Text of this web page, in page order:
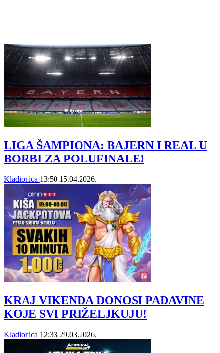
LIGA ŠAMPIONA: BAJERN I REAL U
BORBI ZA POLUFINALE!
Kladionica 13:50 15.04.2026.
KRAJ VIKENDA DONOSI PADAVINE
KOJE SVI PRIŽELJKUJU!
Kladionica 12:33 29.03.2026.